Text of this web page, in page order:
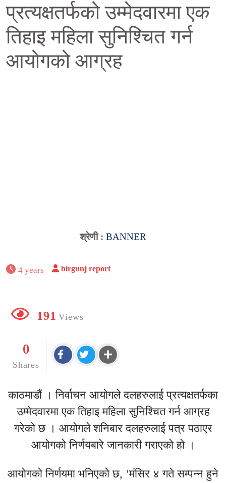
प्रत्यक्षतर्फको उम्मेदवारमा एक
तिहाइ महिला सुनिश्चित गर्न
आयोगको आग्रह
श्रेणी : BANNER
4 years birgunj report
191 Views
0
Shares
काठमाडौं । निर्वाचन आयोगले दलहरुलाई प्रत्यक्षतर्फका
उम्मेदवारमा एक तिहाइ महिला सुनिश्चित गर्न आग्रह
गरेको छ । आयोगले शनिबार दलहरुलाई पत्र पठाएर
आयोगको निर्णयबारे जानकारी गराएको हो ।
आयोगको निर्णयमा भनिएको छ, ’मंसिर ४ गते सम्पन्न हुने